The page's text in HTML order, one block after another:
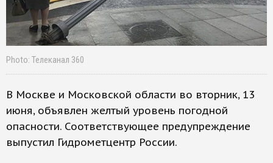
Photo: Телеканал 360
В Москве и Московской области во вторник, 13
июня, объявлен желтый уровень погодной
опасности. Соответствующее предупреждение
выпустил Гидрометцентр России.